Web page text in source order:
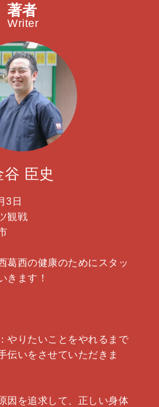
著者
Writer
谷 臣史
3日
観戦
葛西の健康のためにスタッ
きます！
やりたいことをやれるまで
伝いをさせていただきま
因を追求して、正しい身体